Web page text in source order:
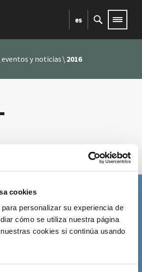
cookies
personalizar su experiencia de
cómo se utiliza nuestra página
cookies si continúa usando
es
eventos y noticias 2016
A LA NEWSLETTER
para recibir actualizaciones